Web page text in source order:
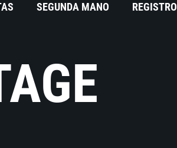
SEGUNDA MANO REGISTRO